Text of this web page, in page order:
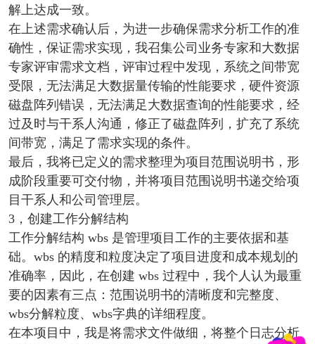
解上达成一致。
在上述需求确认后，为进一步确保需求分析工作的准
确性，保证需求实现，我召集公司业务专家和大数据
专家评审需求文档，评审过程中发现，系统之间带宽
受限，无法满足大数据量传输的性能要求，硬件资源
磁盘阵列错误，无法满足大数据查询的性能要求，经
过及时与干系人沟通，修正了磁盘阵列，扩充了系统
间带宽，满足了需求实现的条件。
最后，我将已定义的需求整理为项目范围说明书，形
成阶段重要可交付物，并将项目范围说明书递交给项
目干系人和公司管理层。
3，创建工作分解结构
工作分解结构 wbs 是管理项目工作的主要依据和基
础。wbs 的精度和粒度决定了项目进度和成本规划的
准确率，因此，在创建 wbs 过程中，我个人认为最重
要的因素有三点：范围说明书的清晰度和完整度、
wbs分解粒度、wbs字典的详细程度。
在本项目中，我是将需求文件做细，将整个日志分析